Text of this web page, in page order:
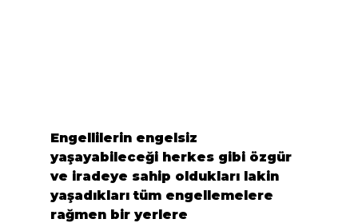
Engellilerin engelsiz
yaşayabileceği herkes gibi özgür
ve iradeye sahip oldukları lakin
yaşadıkları tüm engellemelere
rağmen bir yerlere